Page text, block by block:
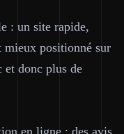
: un site rapide,
positionné sur
et donc plus de
en ligne : des avis